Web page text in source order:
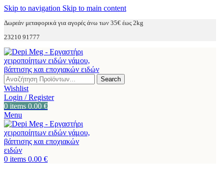
Skip to navigation Skip to main content
Δωρεάν μεταφορικά για αγορές άνω των 35€ έως 2kg
23210 91777
Search
Wishlist
Login / Register
0 items 0.00 €
Menu
0 items 0.00 €